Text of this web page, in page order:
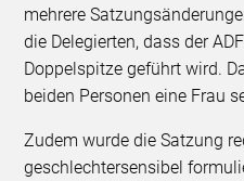
mehrere
die Delegierten, dass der
Doppelspitze geführt wird.
beiden Personen eine Frau
Zudem wurde die Satzung
geschlechtersensibel